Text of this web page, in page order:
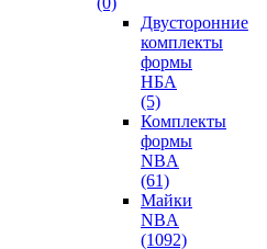
Двусторонние
комплекты
формы
НБА
(5)
Комплекты
формы
NBA
(61)
Майки
NBA
(1092)